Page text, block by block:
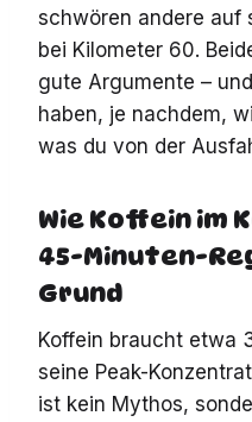
schwören andere auf
bei Kilometer 60.
gute Argumente –
haben, je nachdem,
was du von der
Wie Koffein im
45-Minuten-
Grund
Koffein braucht etwa
seine Peak-
ist kein Mythos,